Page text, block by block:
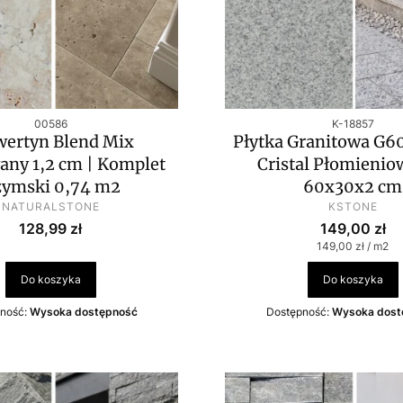
Kod produktu
00586
Blend Mix
1,2 cm | Komplet
0,74 m2
PRODUCENT
NATURALSTONE
Cena
128,99 zł
Do koszyka
Wysoka dostępność
Kod produktu
K-18857
Płytka Granitowa
Cristal
60x30x2 cm
PRODUCENT
KSTONE
Cena
149,00 zł
Cena jednostkowa
149,00 zł / m2
Do koszyka
Dostępność: Wysoka